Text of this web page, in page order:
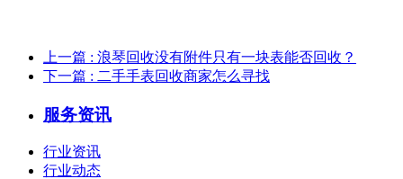
上一篇 : 浪琴回收没有附件只有一块表能否回收？
下一篇 : 二手手表回收商家怎么寻找
服务资讯
行业资讯
行业动态